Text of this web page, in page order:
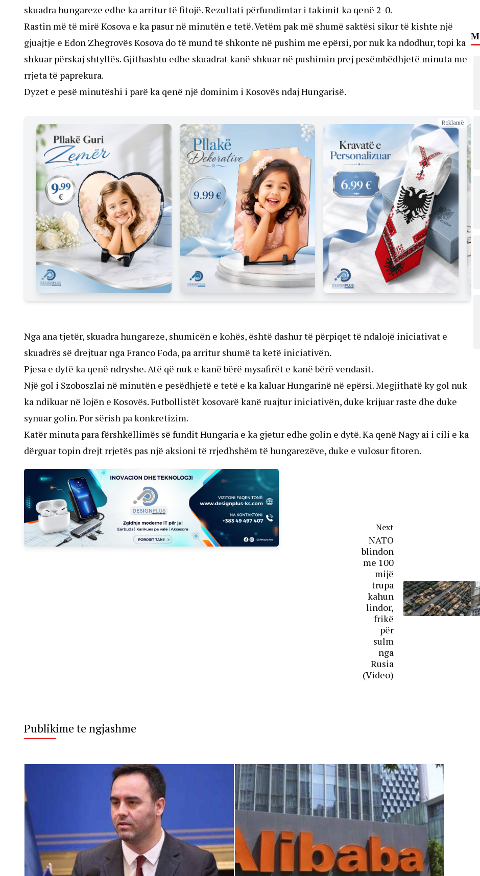
skuadra hungareze edhe ka arritur të fitojë. Rezultati përfundimtar i takimit ka qenë 2-0.
Rastin më të mirë Kosova e ka pasur në minutën e tetë. Vetëm pak më shumë saktësi sikur të kishte një
gjuajtje e Edon Zhegrovës Kosova do të mund të shkonte në pushim me epërsi, por nuk ka ndodhur, topi ka
shkuar përskaj shtyllës. Gjithashtu edhe skuadrat kanë shkuar në pushimin prej pesëmbëdhjetë minuta me
rrjeta të paprekura.
Dyzet e pesë minutëshi i parë ka qenë një dominim i Kosovës ndaj Hungarisë.
Reklamë
Nga ana tjetër, skuadra hungareze, shumicën e kohës, është dashur të përpiqet të ndalojë iniciativat e
skuadrës së drejtuar nga Franco Foda, pa arritur shumë ta ketë iniciativën.
Pjesa e dytë ka qenë ndryshe. Atë që nuk e kanë bërë mysafirët e kanë bërë vendasit.
Një gol i Szoboszlai në minutën e pesëdhjetë e tetë e ka kaluar Hungarinë në epërsi. Megjithatë ky gol nuk
ka ndikuar në lojën e Kosovës. Futbollistët kosovarë kanë ruajtur iniciativën, duke krijuar raste dhe duke
synuar golin. Por sërish pa konkretizim.
Katër minuta para fërshkëllimës së fundit Hungaria e ka gjetur edhe golin e dytë. Ka qenë Nagy ai i cili e ka
dërguar topin drejt rrjetës pas një aksioni të rrjedhshëm të hungarezëve, duke e vulosur fitoren.
Next
NATO
blindon
me 100
mijë
trupa
kahun
lindor,
frikë
për
sulm
nga
Rusia
(Video)
Publikime te ngjashme